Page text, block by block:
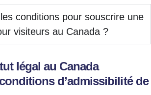
conditions pour souscrire une
visiteurs au Canada ?
légal au Canada
d’admissibilité de